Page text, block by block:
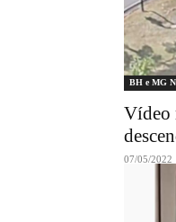
BH e MG
Vídeo
07/05/2022